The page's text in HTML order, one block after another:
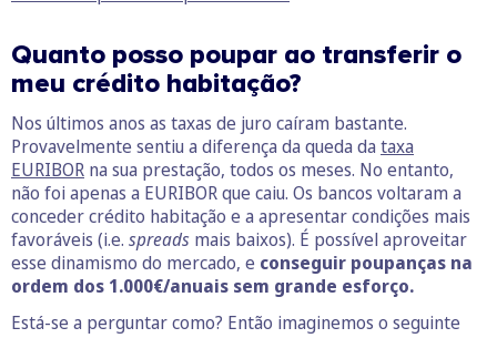
Quanto posso poupar ao transferir o
meu crédito habitação?
Nos últimos anos as taxas de juro caíram bastante.
Provavelmente sentiu a diferença da queda da taxa
EURIBOR na sua prestação, todos os meses. No entanto,
não foi apenas a EURIBOR que caiu. Os bancos voltaram a
conceder crédito habitação e a apresentar condições mais
favoráveis (i.e. spreads mais baixos). É possível aproveitar
esse dinamismo do mercado, e conseguir poupanças na
ordem dos 1.000€/anuais sem grande esforço.
Está-se a perguntar como? Então imaginemos o seguinte